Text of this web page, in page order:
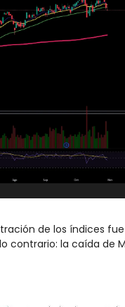
de los índices fue
contrario: la caída de